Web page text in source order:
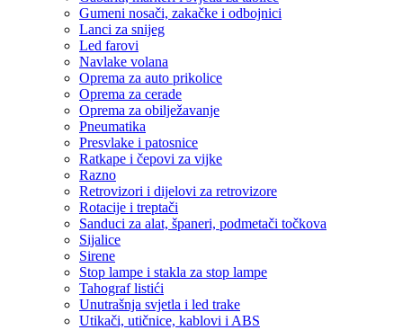
Gumeni nosači, zakačke i odbojnici
Lanci za snijeg
Led farovi
Navlake volana
Oprema za auto prikolice
Oprema za cerade
Oprema za obilježavanje
Pneumatika
Presvlake i patosnice
Ratkape i čepovi za vijke
Razno
Retrovizori i dijelovi za retrovizore
Rotacije i treptači
Sanduci za alat, španeri, podmetači točkova
Sijalice
Sirene
Stop lampe i stakla za stop lampe
Tahograf listići
Unutrašnja svjetla i led trake
Utikači, utičnice, kablovi i ABS